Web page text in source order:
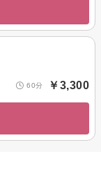
60分 ￥3,300